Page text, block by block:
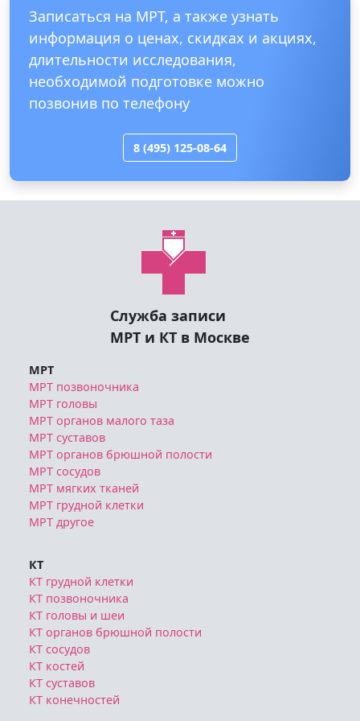
Записаться на МРТ, а также узнать
информация о ценах, скидках и акциях,
необходимой подготовке можно
Служба записи
МРТ
МРТ позвоночника
МРТ головы
МРТ органов малого таза
МРТ суставов
МРТ органов брюшной полости
МРТ грудной клетки
МРТ другое
КТ
КТ грудной клетки
КТ позвоночника
КТ головы и шеи
КТ органов брюшной полости